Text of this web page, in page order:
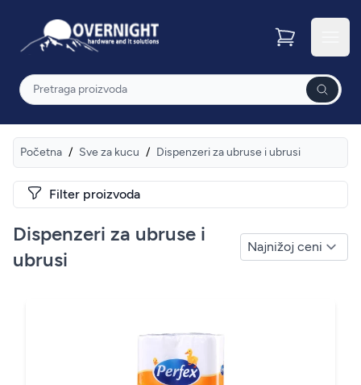
Overnight
Pretraga
Početna / Sve za kucu / Dispenzeri za ubruse i ubrusi
Filter proizvoda
Dispenzeri za ubruse i
ubrusi